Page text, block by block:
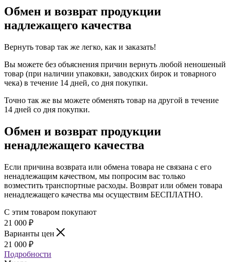
Обмен и возврат продукции
надлежащего качества
Вернуть товар так же легко, как и заказать!
Вы можете без объяснения причин вернуть любой неношеный
товар (при наличии упаковки, заводских бирок и товарного
чека) в течение 14 дней, со дня покупки.
Точно так же вы можете обменять товар на другой в течение
14 дней со дня покупки.
Обмен и возврат продукции
ненадлежащего качества
Если причина возврата или обмена товара не связана с его
ненадлежащим качеством, мы попросим вас только
возместить транспортные расходы. Возврат или обмен товара
ненадлежащего качества мы осуществим БЕСПЛАТНО.
С этим товаром покупают
21 000 ₽
Варианты цен
21 000 ₽
Подробности